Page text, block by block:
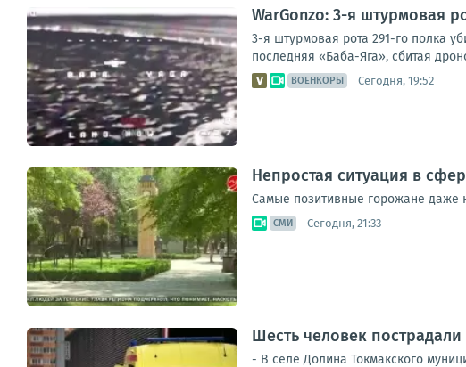
WarGonzo: 3-я штурмовая
3-я штурмовая рота 291-го полка
последняя «Баба-Яга», сбитая
ВОЕНКОРЫ Сегодня, 19:52
Непростая ситуация в
Самые позитивные горожане даже
СМИ Сегодня, 21:33
Шесть человек
- В селе Долина Токмакского